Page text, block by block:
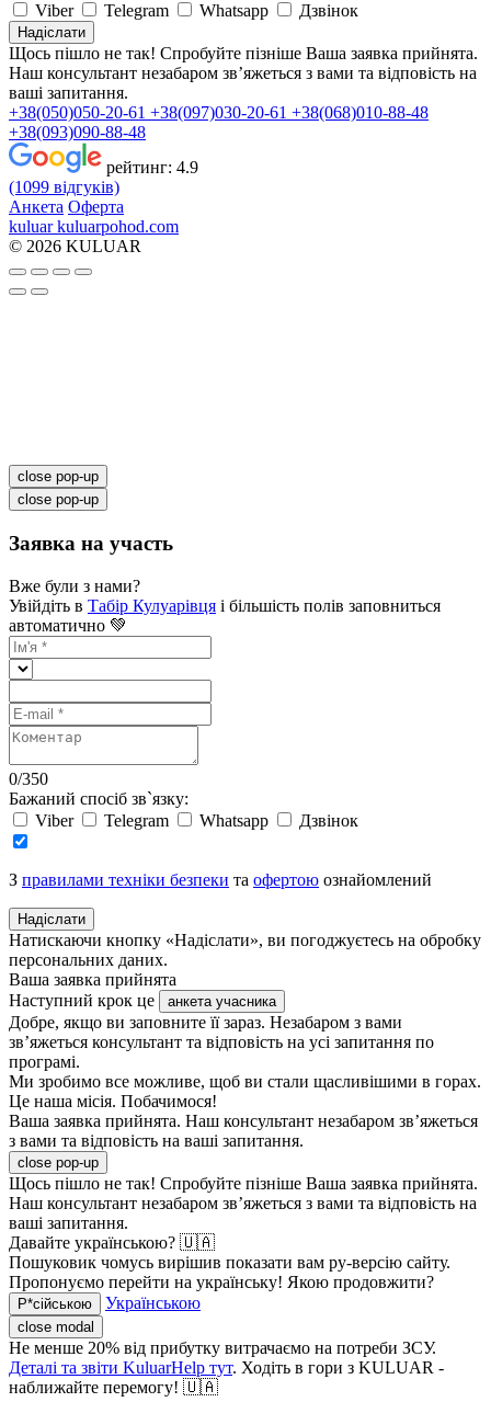
Viber
Telegram Whatsapp Дзвінок
Надіслати
Щось пішло не так! Спробуйте пізніше Ваша заявка прийнята.
Наш консультант незабаром зв’яжеться з вами та відповість на
ваші запитання.
+38(050)050-20-61 +38(097)030-20-61 +38(068)010-88-48
+38(093)090-88-48
рейтинг: 4.9
(1099 відгуків)
Анкета Оферта
kuluar kuluarpohod.com
© 2026 KULUAR
close pop-up
close pop-up
Заявка на участь
Вже були з нами?
Увійдіть в Табір Кулуарівця і більшість полів заповниться
автоматично 💚
0/350
Бажаний спосіб зв`язку:
Viber
Telegram Whatsapp Дзвінок
З правилами техніки безпеки та офертою ознайомлений
Надіслати
Натискаючи кнопку «Надіслати», ви погоджуєтесь на обробку
персональних даних.
Ваша заявка прийнята
Наступний крок це
анкета учасника
Добре, якщо ви заповните її зараз. Незабаром з вами
зв’яжеться консультант та відповість на усі запитання по
програмі.
Ми зробимо все можливе, щоб ви стали щасливішими в горах.
Це наша місія. Побачимося!
Ваша заявка прийнята. Наш консультант незабаром зв’яжеться
з вами та відповість на ваші запитання.
close pop-up
Щось пішло не так! Спробуйте пізніше Ваша заявка прийнята.
Наш консультант незабаром зв’яжеться з вами та відповість на
ваші запитання.
Давайте українською? 🇺🇦
Пошуковик чомусь вирішив показати вам ру-версію сайту.
Пропонуємо перейти на українську! Якою продовжити?
Р*сійською Українською
close modal
Не менше 20% від прибутку витрачаємо на потреби ЗСУ.
Деталі та звіти KuluarHelp тут. Ходіть в гори з KULUAR -
наближайте перемогу! 🇺🇦